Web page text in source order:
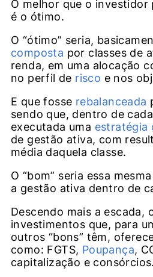
O melhor que o investidor
é o ótimo.
O “ótimo” seria,
composta por classes de
renda, em uma alocação
no perfil de risco e nos
E que fosse rebalanceada
sendo que, dentro de cada
executada uma estratégia
de gestão ativa, com
média daquela classe.
O “bom” seria essa
a gestão ativa dentro de
Descendo mais a escada,
investimentos que, para
outros “bons” têm,
como: FGTS, Poupança,
capitalização e consórcios.